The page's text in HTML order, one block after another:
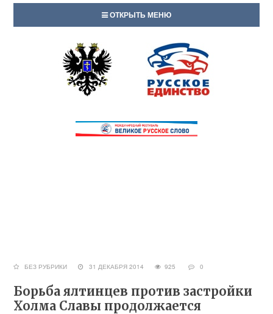
ОТКРЫТЬ МЕНЮ
БЕЗ РУБРИКИ 31 ДЕКАБРЯ 2014 925 0
Борьба ялтинцев против застройки
Холма Славы продолжается